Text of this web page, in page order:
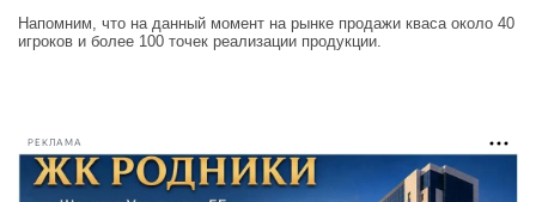
Напомним, что на данный момент на рынке продажи кваса около 40
игроков и более 100 точек реализации продукции.
РЕКЛАМА